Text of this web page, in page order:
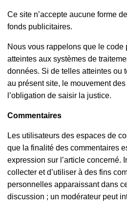
Ce site n’accepte aucune forme
fonds publicitaires.
Nous vous rappelons que le
atteintes aux systèmes de
données. Si de telles atteintes ou
au présent site, le mouvement
l’obligation de saisir la justice.
Commentaires
Les utilisateurs des espaces de
que la finalité des commentaires
expression sur l’article concerné.
collecter et d’utiliser à des fins
personnelles apparaissant dans
discussion ; un modérateur peut